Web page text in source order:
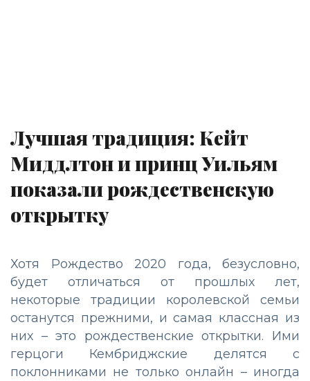
Лучшая традиция: Кейт
Миддлтон и принц Уильям
показали рождественскую
открытку
Хотя Рождество 2020 года, безусловно,
будет отличаться от прошлых лет,
некоторые традиции королевской семьи
останутся прежними, и самая классная из
них – это рождественские открытки. Ими
герцоги Кембриджские делятся с
поклонниками не только онлайн – иногда